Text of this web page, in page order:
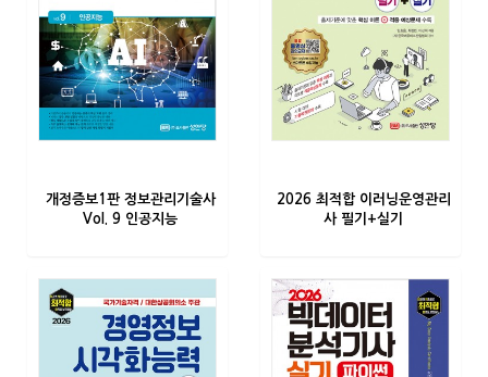
개정증보1판 정보관리기술사
Vol. 9 인공지능
2026 최적합 이러닝운영관리
사 필기+실기